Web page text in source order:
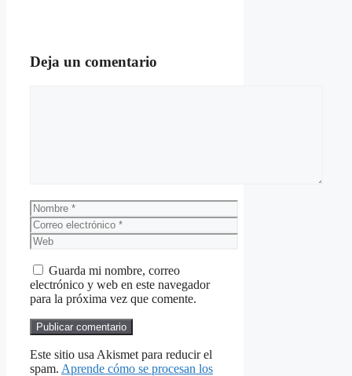
Deja un comentario
Nombre
Correo
electrónico
Web
Guarda mi nombre, correo
electrónico y web en este navegador
para la próxima vez que comente.
Este sitio usa Akismet para reducir el
spam. Aprende cómo se procesan los